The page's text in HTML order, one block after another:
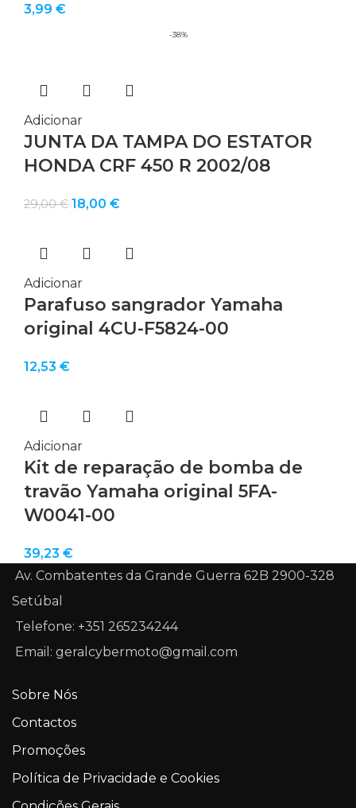
3,99 €
-38%
Adicionar
JUNTA DA TAMPA DO ESTATOR
HONDA CRF 450 R 2002/08
29,00€ O
era:
29,00 €.
18,00 €O
é:
Adicionar
Parafuso sangrador Yamaha
original 4CU-F5824-00
12,53 €
Adicionar
Kit de reparação de bomba de
travão Yamaha original 5FA-
W0041-00
39,23 €
Av. Combatentes da Grande Guerra 62B 2900-328
Setúbal
Telefone: +351 265234244
Email: geralcybermoto@gmail.com
Sobre Nós
Contactos
Promoções
Política de Privacidade e Cookies